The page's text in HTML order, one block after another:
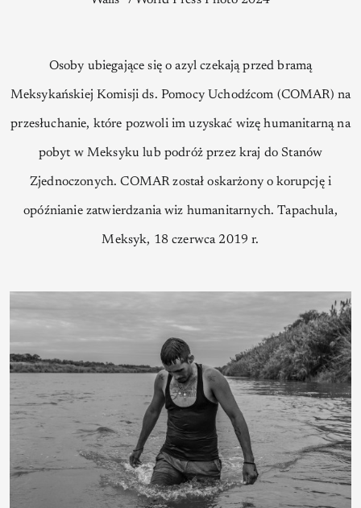
Osoby ubiegające się o azyl czekają przed bramą
Meksykańskiej Komisji ds. Pomocy Uchodźcom (COMAR) na
przesłuchanie, które pozwoli im uzyskać wizę humanitarną na
pobyt w Meksyku lub podróż przez kraj do Stanów
Zjednoczonych. COMAR został oskarżony o korupcję i
opóźnianie zatwierdzania wiz humanitarnych. Tapachula,
Meksyk, 18 czerwca 2019 r.